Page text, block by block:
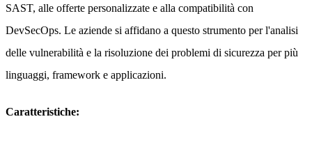
SAST, alle offerte personalizzate e alla compatibilità con
DevSecOps. Le aziende si affidano a questo strumento per l'analisi
delle vulnerabilità e la risoluzione dei problemi di sicurezza per più
linguaggi, framework e applicazioni.
Caratteristiche: